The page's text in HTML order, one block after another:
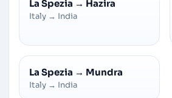
La Spezia → Hazira
Italy → India
La Spezia → Mundra
Italy → India